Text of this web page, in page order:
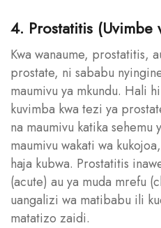
4. Prostatitis (Uvimbe
Kwa wanaume, prostatitis,
prostate, ni sababu
maumivu ya mkundu. Hali
kuvimba kwa tezi ya
na maumivu katika sehemu
maumivu wakati wa
haja kubwa. Prostatitis
(acute) au ya muda mrefu
uangalizi wa matibabu ili
matatizo zaidi.